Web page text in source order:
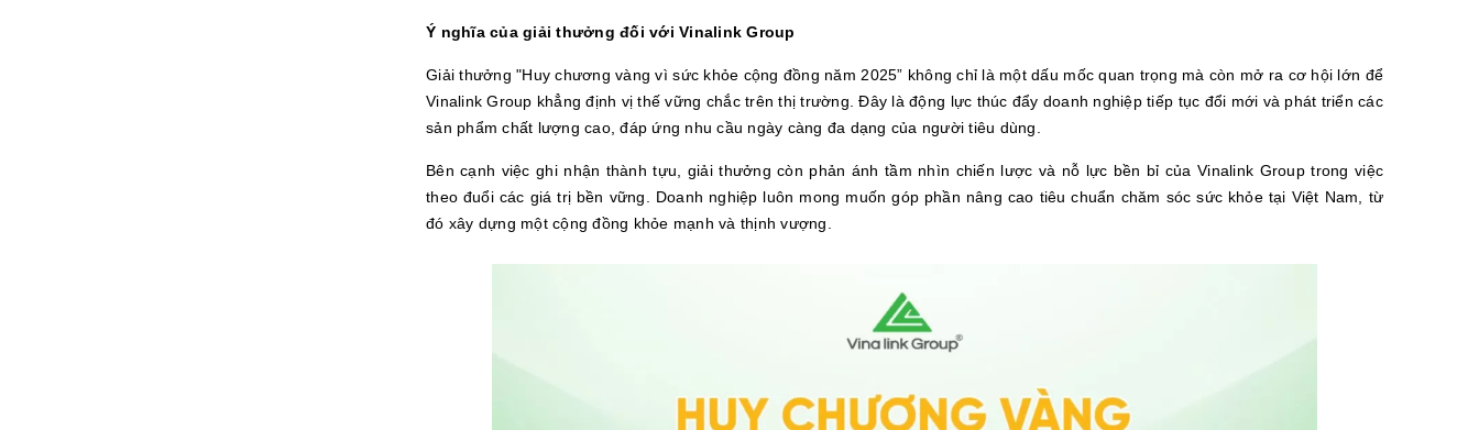
Ý nghĩa của giải thưởng đối với Vinalink Group
Giải thưởng "Huy chương vàng vì sức khỏe cộng đồng năm 2025” không chỉ là một dấu mốc quan trọng mà còn mở ra cơ hội lớn để
Vinalink Group khẳng định vị thế vững chắc trên thị trường. Đây là động lực thúc đẩy doanh nghiệp tiếp tục đổi mới và phát triển các
sản phẩm chất lượng cao, đáp ứng nhu cầu ngày càng đa dạng của người tiêu dùng.
Bên cạnh việc ghi nhận thành tựu, giải thưởng còn phản ánh tầm nhìn chiến lược và nỗ lực bền bỉ của Vinalink Group trong việc
theo đuổi các giá trị bền vững. Doanh nghiệp luôn mong muốn góp phần nâng cao tiêu chuẩn chăm sóc sức khỏe tại Việt Nam, từ
đó xây dựng một cộng đồng khỏe mạnh và thịnh vượng.